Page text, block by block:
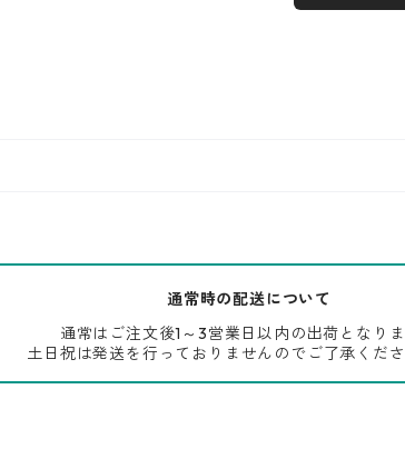
通常時の配送について
通常はご注文後1～3営業日以内の出荷となりま
土日祝は発送を行っておりませんのでご了承くださ